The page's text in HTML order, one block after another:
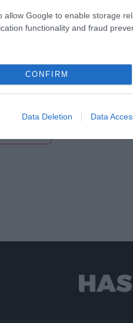
allow Google to enable storage
functionality and fraud
CONFIRM
Data Deletion Data
a NAV-tól
kell